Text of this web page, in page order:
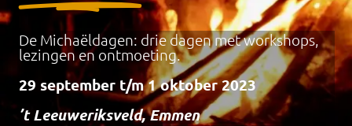
De Michaëldagen: drie dagen met workshops,
lezingen en ontmoeting.
29 september t/m 1 oktober 2023
’t Leeuweriksveld, Emmen